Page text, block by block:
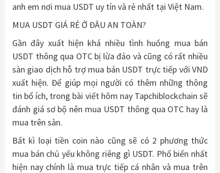
anh em nơi mua USDT uy tín và rẻ nhất tại Việt Nam.
MUA USDT GIÁ RẺ Ở ĐÂU AN TOÀN?
Gần đây xuất hiện khá nhiều tình huống mua bán
USDT thông qua OTC bị lừa đảo và cũng có rất nhiều
sàn giao dịch hỗ trợ mua bán USDT trực tiếp với VND
xuất hiện. Để giúp mọi người có thêm những thông
tin bổ ích, trong bài viết hôm nay Tapchiblockchain sẽ
đánh giá sơ bộ nên mua USDT thông qua OTC hay là
mua trên sàn.
Bất kì loại tiền coin nào cũng sẽ có 2 phương thức
mua bán chủ yếu không riêng gì USDT. Phổ biến nhất
hiện nay chính là mua trực tiếp cá nhân và mua trên